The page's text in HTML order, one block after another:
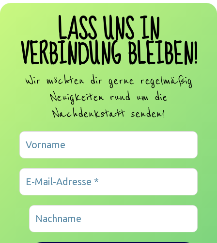
LASS UNS IN
VERBINDUNG BLEIBEN!
Wir möchten dir gerne regelmäßig
Neuigkeiten rund um die
Nachdenkstatt senden!